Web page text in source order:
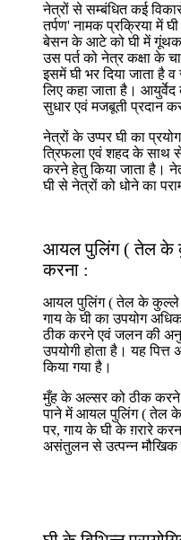
नेत्रों से सम्बंधित कई
तर्पण' नामक प्रक्रिया में
बेसन के आटे को घी में गूंथकर
उस पर्त को नेत्र कक्षा के
इसमें घी भर दिया जाता है
लिए कहा जाता है।
सुधार एवं मजबूती प्रदान
नेत्रों के उप्पर घी का
त्रिफला एवं शहद के साथ
करने हेतु किया जाता है।
घी से नेत्रों को धोने का
आयल पुलिंग ( तेल के
करना :
आयल पुलिंग ( तेल के कुल्ले
गाय के घी का उपयोग
ठीक करने एवं जलन की
उपयोगी होता है। यह
किया गया है।
मुँह के अल्सर को ठीक
पाने में आयल पुलिंग ( तेल
पर, गाय के घी के ग़रारे
असंतुलन से उत्पन्न मौखिक